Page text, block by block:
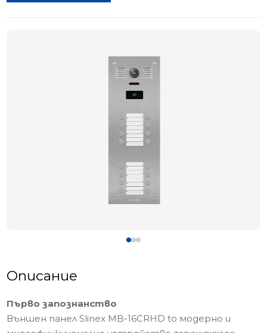
Описание
Първо запознанство
Външен панел Slinex MB-16CRHD to модерно и